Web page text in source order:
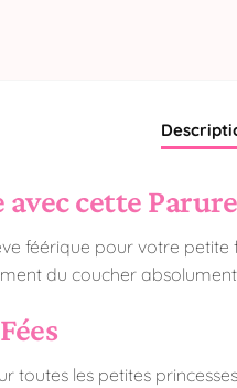
cette
féérique pour votre
du coucher
toutes les petites